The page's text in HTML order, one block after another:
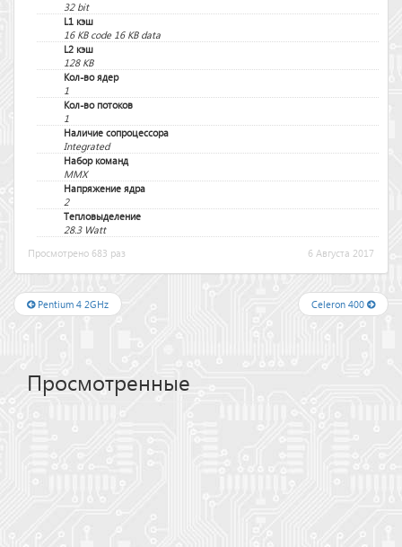
32 bit
L1 кэш
16 KB code 16 KB data
L2 кэш
128 KB
Кол-во ядер
1
Кол-во потоков
1
Наличие сопроцессора
Integrated
Набор команд
MMX
Напряжение ядра
2
Тепловыделение
28.3 Watt
Просмотрено 683 раз
6 Августа 2017
Pentium 4 2GHz Celeron 400
Просмотренные